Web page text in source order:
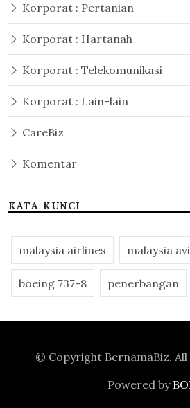
Korporat : Pertanian
Korporat : Hartanah
Korporat : Telekomunikasi
Korporat : Lain-lain
CareBiz
Komentar
KATA KUNCI
malaysia airlines malaysia
boeing 737-8 penerbangan
© Copyright BernamaBiz.
Powered by